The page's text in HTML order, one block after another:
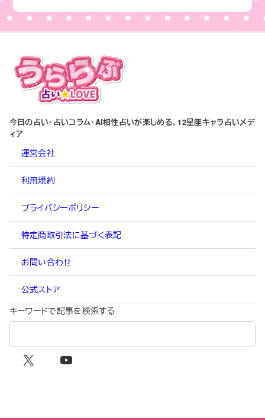
今日の占い・占いコラム・AI相性占いが楽しめる、12星座キャラ占いメデ
ィア
運営会社
利用規約
プライバシーポリシー
特定商取引法に基づく表記
お問い合わせ
公式ストア
キーワードで記事を検索する
X YouTube